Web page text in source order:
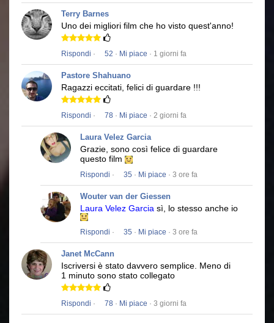
Terry Barnes
Uno dei migliori film che ho visto quest'anno!
Rispondi · 52 · Mi piace · 1 giorni fa
Pastore Shahuano
Ragazzi eccitati, felici di guardare !!!
Rispondi · 78 · Mi piace · 2 giorni fa
Laura Velez Garcia
Grazie, sono così felice di guardare
questo film
Rispondi · 35 · Mi piace · 3 ore fa
Wouter van der Giessen
Laura Velez Garcia sì, lo stesso anche io
Rispondi · 35 · Mi piace · 3 ore fa
Janet McCann
Iscriversi è stato davvero semplice. Meno di
1 minuto sono stato collegato
Rispondi · 78 · Mi piace · 3 giorni fa